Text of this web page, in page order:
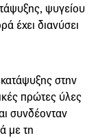
ψυγείου
έχει διανύσει
στην
πρώτες ύλες
συνδέονταν
με τη